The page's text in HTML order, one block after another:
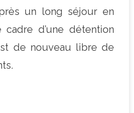
un long séjour en
d’une détention
de nouveau libre de